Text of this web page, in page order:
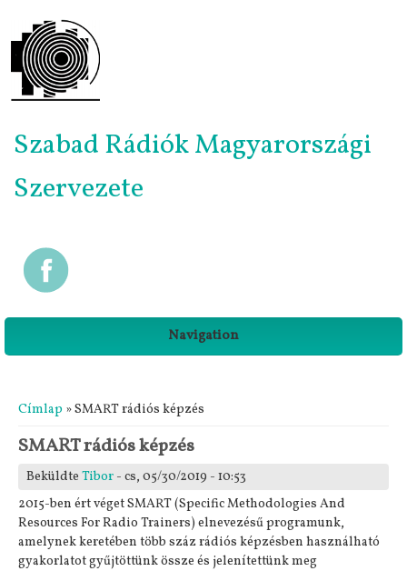
Szabad Rádiók Magyarországi
Szervezete
Navigation
Jelenlegi hely
Címlap » SMART rádiós képzés
SMART rádiós képzés
Beküldte Tibor - cs, 05/30/2019 - 10:53
2015-ben ért véget SMART (Specific Methodologies And
Resources For Radio Trainers) elnevezésű programunk,
amelynek keretében több száz rádiós képzésben használható
gyakorlatot gyűjtöttünk össze és jelenítettünk meg